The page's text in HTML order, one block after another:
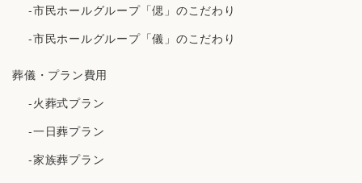
-市民ホールグループ「偲」のこだわり
-市民ホールグループ「儀」のこだわり
葬儀・プラン費用
-火葬式プラン
-一日葬プラン
-家族葬プラン